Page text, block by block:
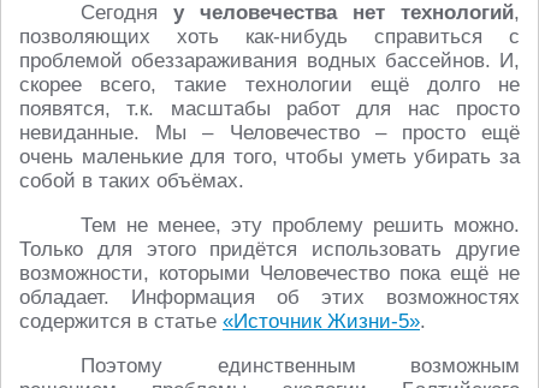
Сегодня у человечества нет технологий,
позволяющих хоть как-нибудь справиться с
проблемой обеззараживания водных бассейнов. И,
скорее всего, такие технологии ещё долго не
появятся, т.к. масштабы работ для нас просто
невиданные. Мы – Человечество – просто ещё
очень маленькие для того, чтобы уметь убирать за
собой в таких объёмах.
Тем не менее, эту проблему решить можно.
Только для этого придётся использовать другие
возможности, которыми Человечество пока ещё не
обладает. Информация об этих возможностях
содержится в статье «Источник Жизни-5».
Поэтому единственным возможным